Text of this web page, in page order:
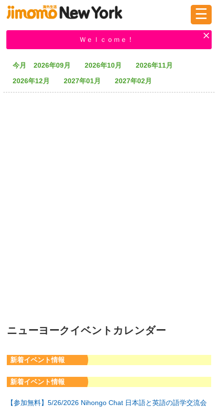
掲示板 タウン情報 教えて！
☰
Ｗｅｌｃｏｍｅ！
今月 2026年09月 2026年10月
2026年11月
2026年12月
2027年01月 2027年02月
ニューヨークイベントカレンダー
新着イベント情報
新着イベント情報
【参加無料】5/26/2026 Nihongo Chat 日本語と英語の語学交流会